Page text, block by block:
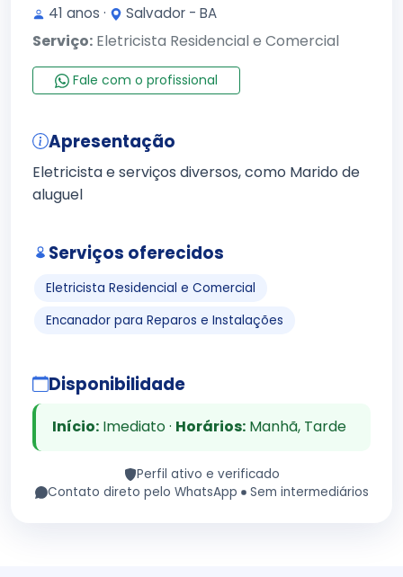
41 anos · Salvador - BA
Serviço: Eletricista Residencial e Comercial
Fale com o profissional
Apresentação
Eletricista e serviços diversos, como Marido de
aluguel
Serviços oferecidos
Eletricista Residencial e Comercial
Encanador para Reparos e Instalações
Disponibilidade
Início:Imediato · Horários:Manhã, Tarde
Perfil ativo e verificado
Contato direto pelo WhatsApp
Sem intermediários